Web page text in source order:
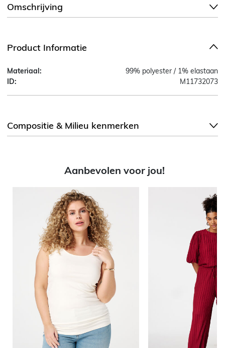
Omschrijving
Product Informatie
Materiaal:
99% polyester / 1% elastaan
ID:
M11732073
Compositie & Milieu kenmerken
Aanbevolen voor jou!